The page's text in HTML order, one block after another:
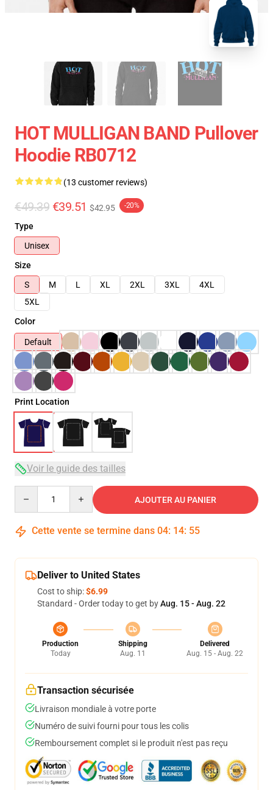
HOT MULLIGAN BAND Pullover
Hoodie RB0712
(13 customer reviews)
€49.39 €39.51 $42.95 -20%
Type
Unisex
Size
S
M L XL 2XL 3XL
4XL
5XL
Color
Default
Print Location
Voir le guide des tailles
AJOUTER AU PANIER
Cette vente se termine dans 04: 14: 54
Deliver to United States
Cost to ship:$6.99
Standard - Order today to get byAug. 15 - Aug. 22
Production
Today
Shipping
Aug. 11
Delivered
Aug. 15 - Aug. 22
Transaction sécurisée
Livraison mondiale à votre porte
Numéro de suivi fourni pour tous les colis
Remboursement complet si le produit n'est pas reçu